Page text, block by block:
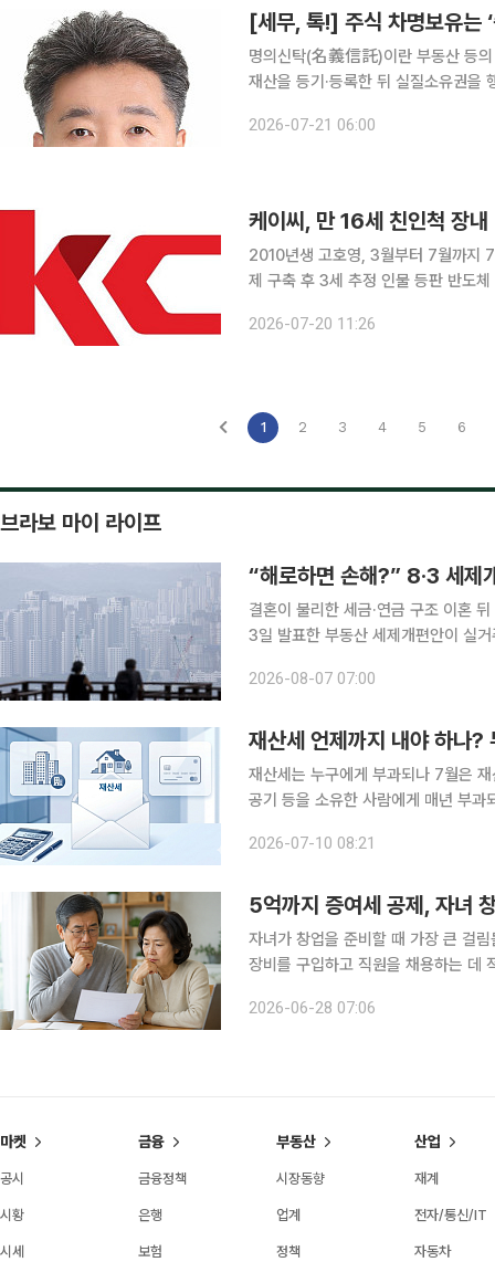
[세무, 톡!] 주식 차명보유는
명의신탁(名義信託)이란 부동산 등
재산을 등기·등록한 뒤 실질소유권을
률’이 시행됨으로써 예외 조항을 제
2026-07-21 06:00
케이씨, 만 16세 친인척 장
2010년생 고호영, 3월부터 7월까지
제 구축 후 3세 추정 인물 등판 반도체 장비ㆍ소재 전문기업 케이씨의 만 16세 친인척이 최근 주가
린다. 창업주 고석태 회장으로부터 고
2026-07-20 11:26
1 2 3 4 5 6
브라보 마이 라이프
“해로하면 손해?” 8·3 세제
결혼이 불리한 세금·연금 구조 이혼 뒤
3일 발표한 부동산 세제개편안이 실
2026-08-07 07:00
재산세 언제까지 내야 하나?
재산세는 누구에게 부과되나 7월은 재산세 납부의 달이다. 재산세는 주택과 토지, 건축물, 선박, 항
공기 등을 소유한 사람에게 매년 부
세 대상자는 주택분 재산세가 20만
2026-07-10 08:21
5억까지 증여세 공제, 자녀
자녀가 창업을 준비할 때 가장 큰 걸
장비를 구입하고 직원을 채용하는 데
씬 낮은 세 부담으로 자금을 이전할
2026-06-28 07:06
마켓
공시
시황
시세
금융
금융정책
은행
보험
부동산
시장동향
업계
정책
산업
재계
전자/통신/IT
자동차